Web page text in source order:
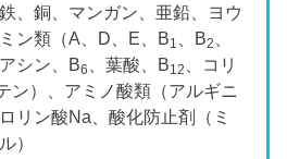
、銅、マンガン、亜鉛、ヨウ
ン類（A、D、E、B1 、B2
シン、B6 、葉酸、B12
、コリ
ン）、アミノ酸類（アルギニ
リン酸Na、酸化防止剤（ミ
）